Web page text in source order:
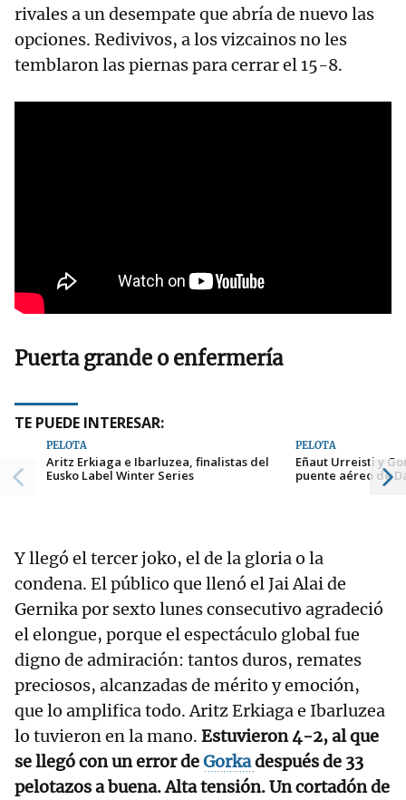
rivales a un desempate que abría de nuevo las
opciones. Redivivos, a los vizcainos no les
temblaron las piernas para cerrar el 15-8.
Puerta grande o enfermería
TE PUEDE INTERESAR:
PELOTA
Aritz Erkiaga e Ibarluzea, finalistas del
Eusko Label Winter Series
PELOTA
Eñaut Urreisti y
puente aéreo de
Y llegó el tercer joko, el de la gloria o la
condena. El público que llenó el Jai Alai de
Gernika por sexto lunes consecutivo agradeció
el elongue, porque el espectáculo global fue
digno de admiración: tantos duros, remates
preciosos, alcanzadas de mérito y emoción,
que lo amplifica todo. Aritz Erkiaga e Ibarluzea
lo tuvieron en la mano. Estuvieron 4-2, al que
se llegó con un error deGorkadespués de 33
pelotazos a buena. Alta tensión. Un cortadón de